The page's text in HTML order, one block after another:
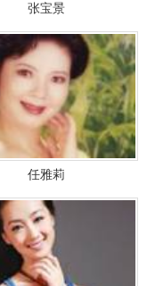
张宝景
任雅莉